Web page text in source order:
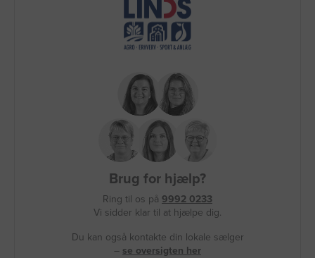
Brug for hjælp?
Ring til os på 9992 0233
Vi sidder klar til at hjælpe dig.
Du kan også kontakte din lokale sælger
– se oversigten her